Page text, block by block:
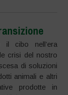
il cibo nell’era
crisi del nostro
di soluzioni
animali e altri
prodotte in